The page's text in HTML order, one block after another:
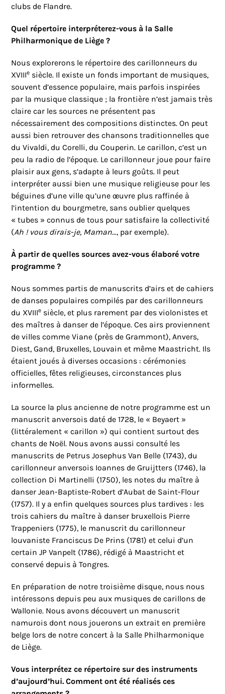
clubs de Flandre.
Quel répertoire interpréterez-vous à la Salle
Philharmonique de Liège ?
Nous explorerons le répertoire des carillonneurs du
XVIIIe siècle. Il existe un fonds important de musiques,
souvent d’essence populaire, mais parfois inspirées
par la musique classique ; la frontière n’est jamais très
claire car les sources ne présentent pas
nécessairement des compositions distinctes. On peut
aussi bien retrouver des chansons traditionnelles que
du Vivaldi, du Corelli, du Couperin. Le carillon, c’est un
peu la radio de l’époque. Le carillonneur joue pour faire
plaisir aux gens, s’adapte à leurs goûts. Il peut
interpréter aussi bien une musique religieuse pour les
béguines d’une ville qu’une œuvre plus raffinée à
l’intention du bourgmetre, sans oublier quelques
« tubes » connus de tous pour satisfaire la collectivité
(Ah ! vous dirais-je, Maman…, par exemple).
À partir de quelles sources avez-vous élaboré votre
programme ?
Nous sommes partis de manuscrits d’airs et de cahiers
de danses populaires compilés par des carillonneurs
du XVIIIe siècle, et plus rarement par des violonistes et
des maîtres à danser de l’époque. Ces airs proviennent
de villes comme Viane (près de Grammont), Anvers,
Diest, Gand, Bruxelles, Louvain et même Maastricht. Ils
étaient joués à diverses occasions : cérémonies
officielles, fêtes religieuses, circonstances plus
informelles.
La source la plus ancienne de notre programme est un
manuscrit anversois daté de 1728, le « Beyaert »
(littéralement « carillon ») qui contient surtout des
chants de Noël. Nous avons aussi consulté les
manuscrits de Petrus Josephus Van Belle (1743), du
carillonneur anversois Ioannes de Gruijtters (1746), la
collection Di Martinelli (1750), les notes du maître à
danser Jean-Baptiste-Robert d’Aubat de Saint-Flour
(1757). Il y a enfin quelques sources plus tardives : les
trois cahiers du maître à danser bruxellois Pierre
Trappeniers (1775), le manuscrit du carillonneur
louvaniste Franciscus De Prins (1781) et celui d’un
certain JP Vanpelt (1786), rédigé à Maastricht et
conservé depuis à Tongres.
En préparation de notre troisième disque, nous nous
intéressons depuis peu aux musiques de carillons de
Wallonie. Nous avons découvert un manuscrit
namurois dont nous jouerons un extrait en première
belge lors de notre concert à la Salle Philharmonique
de Liège.
Vous interprétez ce répertoire sur des instruments
d’aujourd’hui. Comment ont été réalisés ces